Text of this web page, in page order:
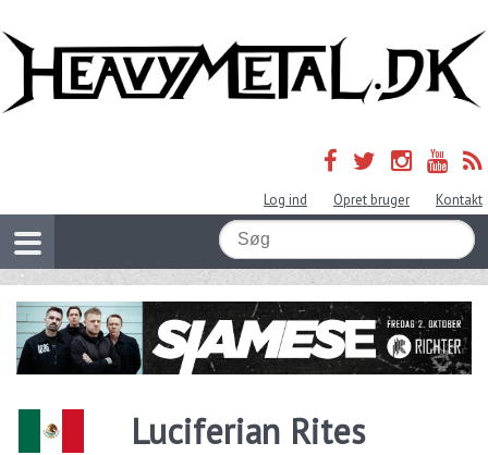
Log ind Opret bruger Kontakt
Luciferian Rites